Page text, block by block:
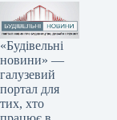
«Будівельні
новини» —
галузевий
портал для
тих, хто